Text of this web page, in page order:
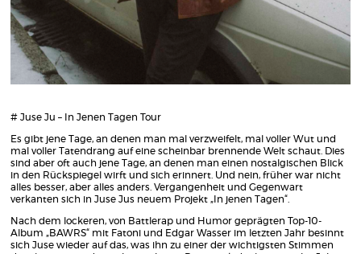
# Juse Ju – In Jenen Tagen Tour
Es gibt jene Tage, an denen man mal verzweifelt, mal voller Wut und
mal voller Tatendrang auf eine scheinbar brennende Welt schaut. Dies
sind aber oft auch jene Tage, an denen man einen nostalgischen Blick
in den Rückspiegel wirft und sich erinnert. Und nein, früher war nicht
alles besser, aber alles anders. Vergangenheit und Gegenwart
verkanten sich in Juse Jus neuem Projekt „In jenen Tagen“.
Nach dem lockeren, von Battlerap und Humor geprägten Top-10-
Album „BAWRS“ mit Fatoni und Edgar Wasser im letzten Jahr besinnt
sich Juse wieder auf das, was ihn zu einer der wichtigsten Stimmen